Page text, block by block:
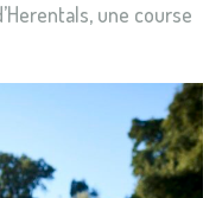
une course